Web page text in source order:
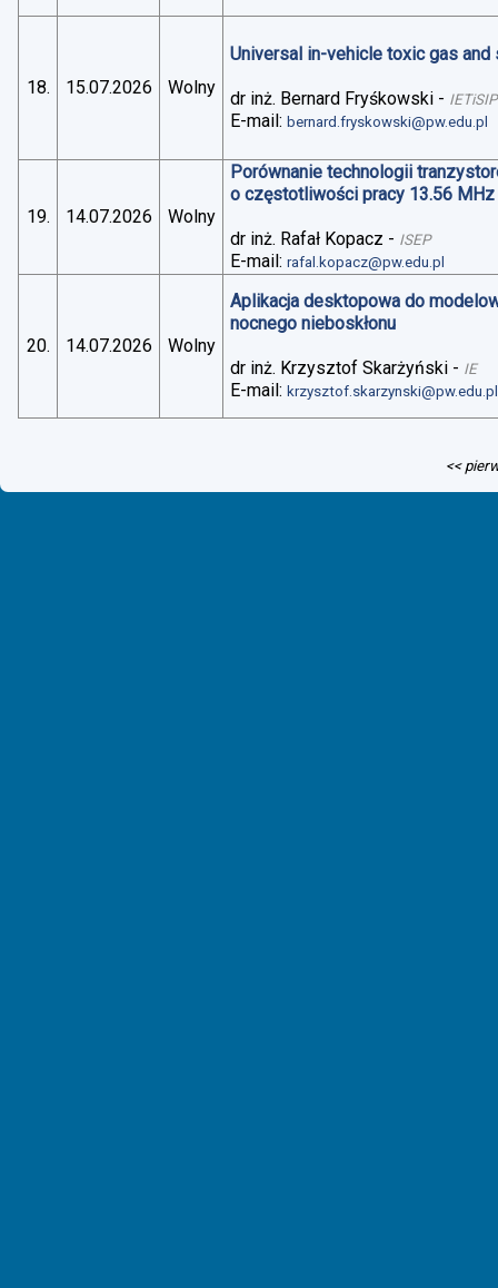
18. 15.07.2026 Wolny
Universal in-vehicle toxic gas
dr inż. Bernard Fryśkowski - IETiSIP
E-mail:bernard.fryskowski@pw.edu.pl
19. 14.07.2026 Wolny
Porównanie technologii
o częstotliwości pracy 13.56 MHz
dr inż. Rafał Kopacz - ISEP
E-mail:rafal.kopacz@pw.edu.pl
20. 14.07.2026 Wolny
Aplikacja desktopowa do
nocnego nieboskłonu
dr inż. Krzysztof Skarżyński - IE
E-mail:krzysztof.skarzynski@pw.edu.pl
<<